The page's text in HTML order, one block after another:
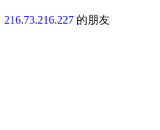
216.73.216.227 的朋友